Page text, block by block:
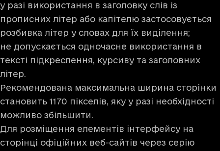
у разі використання в заголовку слів із
прописних літер або капітелю застосовується
розбивка літер у словах для їх виділення;
не допускається одночасне використання в
тексті підкреслення, курсиву та заголовних
літер.
Рекомендована максимальна ширина сторінки
становить 1170 пікселів, яку у разі необхідності
можливо збільшити.
Для розміщення елементів інтерфейсу на
сторінці офіційних веб-сайтів через серію